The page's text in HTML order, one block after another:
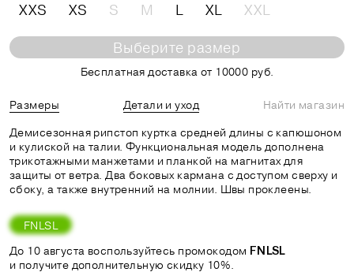
XXS XS S M L XL XXL
Выберите размер
Бесплатная доставка от 10000 руб.
Размеры Детали и уход
Найти магазин
Демисезонная рипстоп куртка средней длины с капюшоном
и кулиской на талии. Функциональная модель дополнена
трикотажными манжетами и планкой на магнитах для
защиты от ветра. Два боковых кармана с доступом сверху и
сбоку, а также внутренний на молнии. Швы проклеены.
FNLSL
До 10 августа воспользуйтесь промокодом FNLSL
и получите дополнительную скидку 10%.